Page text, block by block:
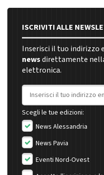
ISCRIVITI ALLE
Inserisci il tuo indirizzo
newsdirettamente
elettronica.
Indirizzo email
Scegli le tue edizioni:
News Alessandria
News Pavia
Eventi Nord-Ovest